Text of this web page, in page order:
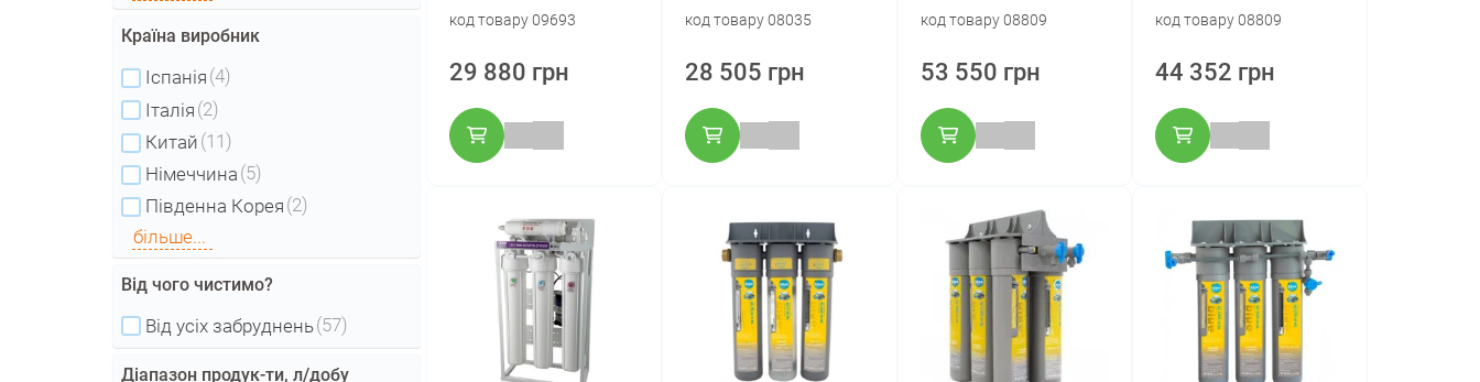
Країна виробник
Іспанія (4)
Італія (2)
Китай (11)
Німеччина (5)
Південна Корея (2)
більше...
Від чого чистимо?
Від усіх забруднень(57)
Діапазон продук-ти, л/добу
код товару 09693
29 880 грн
код товару 08035
28 505 грн
код товару 08809
53 550 грн
код товару 08809
44 352 грн